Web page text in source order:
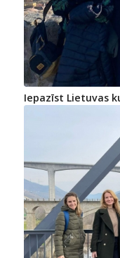
Iepazīst Lietuvas